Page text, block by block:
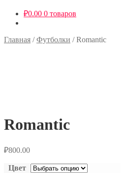
₽0.00 0 товаров
Главная /Футболки /Romantic
Romantic
₽800.00
Цвет